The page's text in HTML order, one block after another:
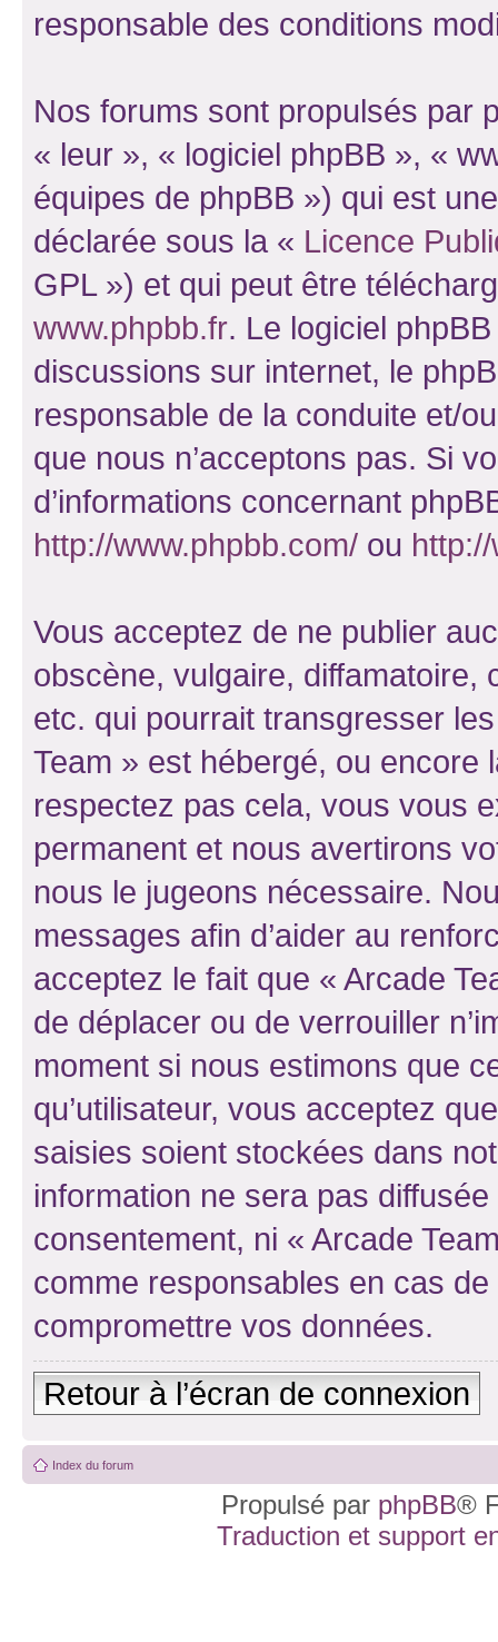
responsable des conditions
Nos forums sont propulsés par
« leur », « logiciel phpBB », «
équipes de phpBB ») qui est
déclarée sous la « Licence
GPL ») et qui peut être
www.phpbb.fr. Le logiciel
discussions sur internet, le
responsable de la conduite et/
que nous n’acceptons pas. Si
d’informations concernant
http://www.phpbb.com/ ou
Vous acceptez de ne publier
obscène, vulgaire, diffamatoire,
etc. qui pourrait transgresser
Team » est hébergé, ou encore
respectez pas cela, vous vous
permanent et nous avertirons
nous le jugeons nécessaire.
messages afin d’aider au
acceptez le fait que « Arcade
de déplacer ou de verrouiller
moment si nous estimons que
qu’utilisateur, vous acceptez
saisies soient stockées dans
information ne sera pas
consentement, ni « Arcade
comme responsables en cas
compromettre vos données.
Retour à l’écran de connexion
Index du forum
Propulsé par phpBB®
Traduction et support